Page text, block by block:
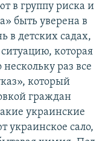
в группу риска и
быть уверена в
в детских садах,
которая
раз все
который
граждан
украинские
украинское сало,